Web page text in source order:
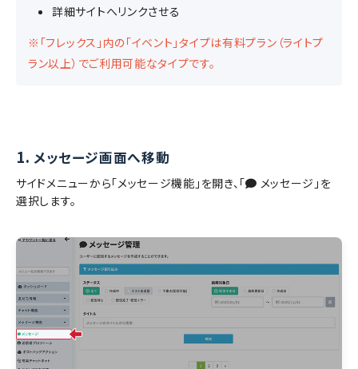
詳細サイトへリンクさせる
※「フレックス」内の「イベント」タイプは有料プラン（ライトプ
ラン以上）でご利用可能なタイプです。
1. メッセージ画面へ移動
サイドメニューから「メッセージ機能」を開き、「
メッセージ」を
選択します。